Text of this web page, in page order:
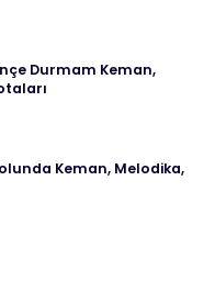
Durmam Keman,
Keman, Melodika,